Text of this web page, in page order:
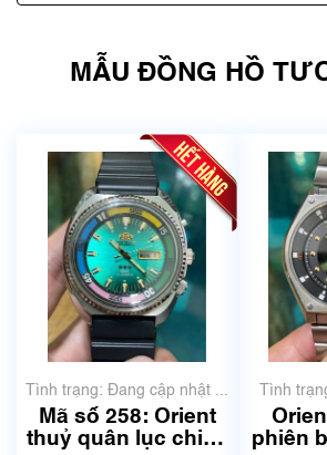
MẪU ĐỒNG HỒ
Tình trạng: Đang cập nhật ...
Mã số 258: Orient
thuỷ quân lục chiến
Tình
dụng,
phiên